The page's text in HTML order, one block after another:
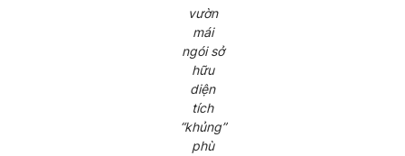
vườn
mái
ngói sở
hữu
diện
tích
“khủng”
phù